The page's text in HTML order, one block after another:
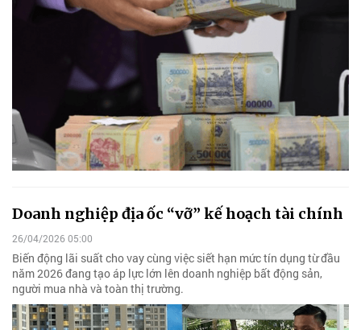
Doanh nghiệp địa ốc “vỡ” kế hoạch tài chính
26/04/2026 05:00
Biến động lãi suất cho vay cùng việc siết hạn mức tín dụng từ đầu
năm 2026 đang tạo áp lực lớn lên doanh nghiệp bất động sản,
người mua nhà và toàn thị trường.